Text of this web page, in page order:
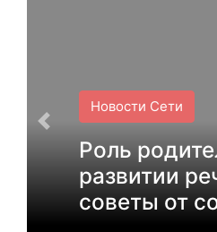
Новости Сети
Роль
развитии
советы от